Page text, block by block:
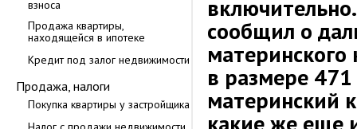
взноса
Продажа квартиры,
находящейся в ипотеке
Кредит под залог недвижимости
Продажа, налоги
Покупка квартиры у застройщика
сообщил о
материнского
в размере
материнский